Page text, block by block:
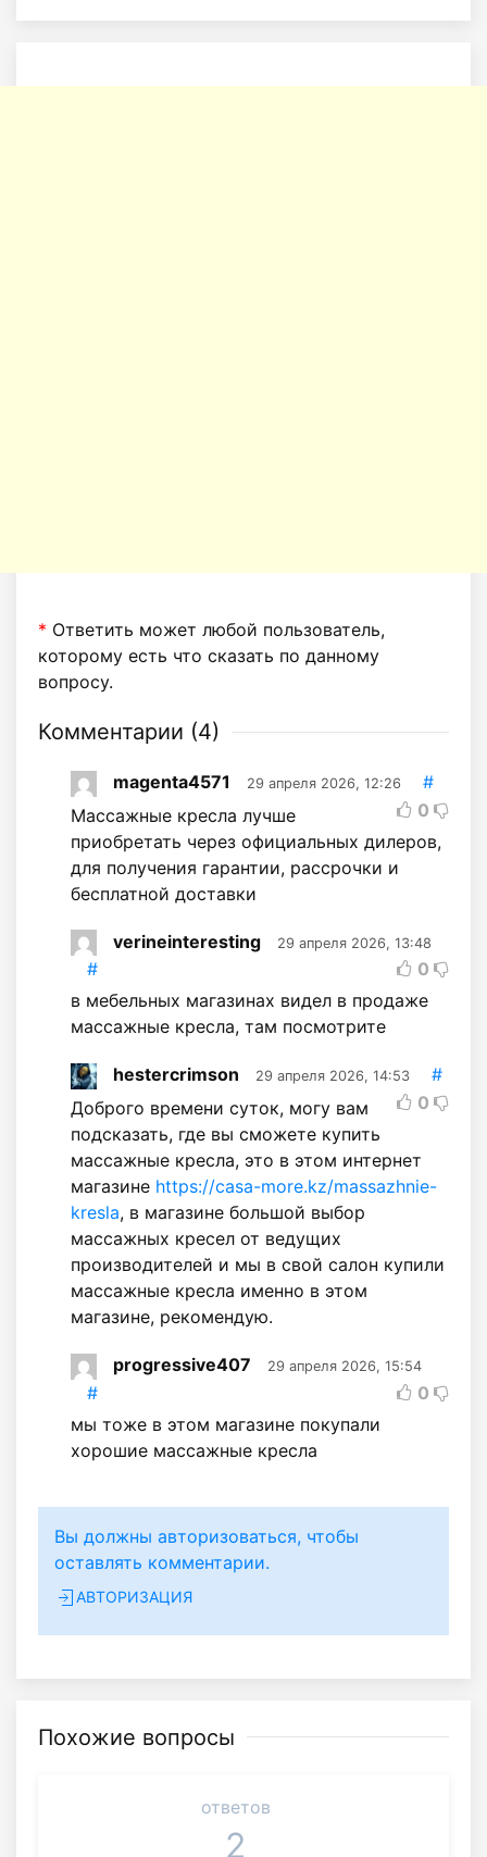
* Ответить может любой пользователь,
которому есть что сказать по данному
вопросу.
Комментарии (4)
magenta4571 29 апреля 2026, 12:26
#
0
Массажные кресла лучше
приобретать через официальных дилеров,
для получения гарантии, рассрочки и
бесплатной доставки
verineinteresting 29 апреля 2026, 13:48
#
0
в мебельных магазинах видел в продаже
массажные кресла, там посмотрите
hestercrimson 29 апреля 2026, 14:53
#
0
Доброго времени суток, могу вам
подсказать, где вы сможете купить
массажные кресла, это в этом интернет
магазине https://casa-more.kz/massazhnie-
kresla, в магазине большой выбор
массажных кресел от ведущих
производителей и мы в свой салон купили
массажные кресла именно в этом
магазине, рекомендую.
progressive407 29 апреля 2026, 15:54
#
0
мы тоже в этом магазине покупали
хорошие массажные кресла
Вы должны авторизоваться, чтобы
оставлять комментарии.
АВТОРИЗАЦИЯ
Похожие вопросы
ответов
2